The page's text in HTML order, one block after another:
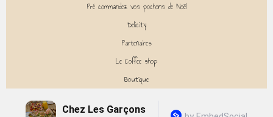
Pré commandez vos pochons de Noël
Delicity
Partenaires
Le Coffee shop
Boutique